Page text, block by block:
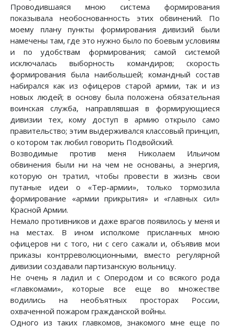
Проводившаяся мною система формирования
показывала необоснованность этих обвинений. По
моему плану пункты формирования дивизий были
намечены там, где это нужно было по боевым условиям
и по удобствам формирования; самой системой
исключалась выборность командиров; скорость
формирования была наибольшей; командный состав
набирался как из офицеров старой армии, так и из
новых людей; в основу была положена обязательная
воинская служба, направлявшая в формирующиеся
дивизии тех, кому доступ в армию открыло само
правительство; этим выдерживался классовый принцип,
о котором так любил говорить Подвойский.
Возводимые против меня Николаем Ильичом
обвинения были ни на чем не основаны, а энергия,
которую он тратил, чтобы провести в жизнь свои
путаные идеи о «Тер-армии», только тормозила
формирование «армии прикрытия» и «главных сил»
Красной Армии.
Немало противников и даже врагов появилось у меня и
на местах. В ином исполкоме присланных мною
офицеров ни с того, ни с сего сажали и, объявив мои
приказы контрреволюционными, вместо регулярной
дивизии создавали партизанскую вольницу.
Не очень я ладил и с Оперодом и со всякого рода
«главкомами», которые все еще во множестве
водились на необъятных просторах России,
охваченной пожаром гражданской войны.
Одного из таких главкомов, знакомого мне еще по